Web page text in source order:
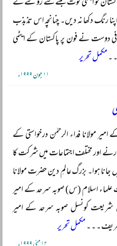
رنگ دکھا نہ دیں۔ چنانچہ اس تذبذب
دوست نے فون پر پاکستان کے ایٹمی
۔ مکمل تحریر
۱۱ جون ۱۹۹۹ء
مولانا فداء الرحمٰن درخواستی کے
اور مختلف اجتماعات میں شرکت کا
جانا ہوا۔ بزرگ عالمِ دین حضرت مولانا
علماء اسلام (س) صوبہ سرحد کے امیر
شریعت کونسل صوبہ سرحد کے امیر
۔ ۔ ۔ مکمل تحریر